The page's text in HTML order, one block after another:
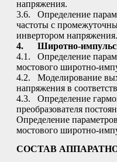
напряжения.
3.6. Определение
частоты с
инвертором напряжения.
4. Широтно-
4.1. Определение
мостового широтно-
4.2. Моделирование
напряжения в
4.3. Определение
преобразователя
Определение
мостового широтно-
СОСТАВ